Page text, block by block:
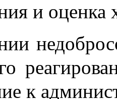
и оценка
к